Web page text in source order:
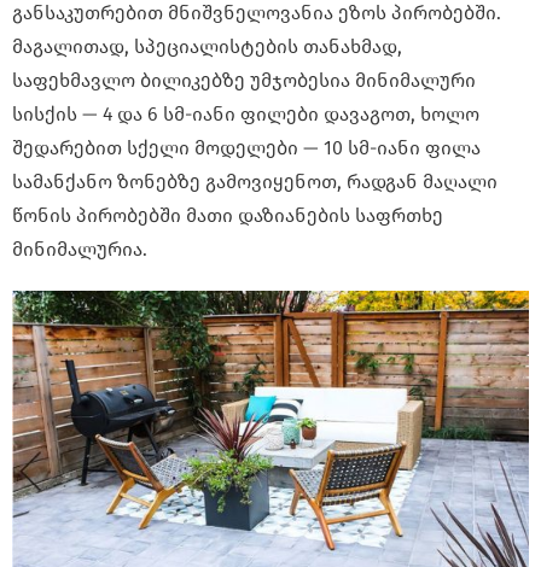
განსაკუთრებით მნიშვნელოვანია ეზოს პირობებში.
მაგალითად, სპეციალისტების თანახმად,
საფეხმავლო ბილიკებზე უმჯობესია მინიმალური
სისქის — 4 და 6 სმ-იანი ფილები დავაგოთ, ხოლო
შედარებით სქელი მოდელები — 10 სმ-იანი ფილა
სამანქანო ზონებზე გამოვიყენოთ, რადგან მაღალი
წონის პირობებში მათი დაზიანების საფრთხე
მინიმალურია.